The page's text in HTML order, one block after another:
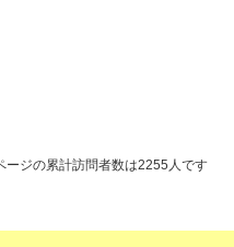
ージの累計訪問者数は2255人です